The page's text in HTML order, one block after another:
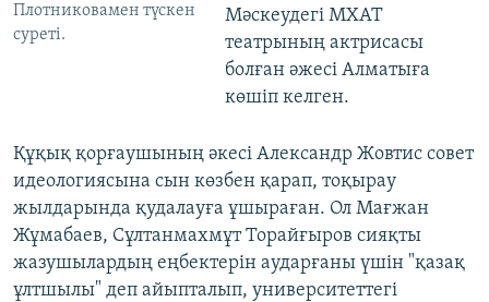
Плотниковамен түскен
суреті.
Мәскеудегі МХАТ
театрының актрисасы
болған әжесі Алматыға
көшіп келген.
Құқық қорғаушының әкесі Александр Жовтис совет
идеологиясына сын көзбен қарап, тоқырау
жылдарында қудалауға ұшыраған. Ол Мағжан
Жұмабаев, Сұлтанмахмұт Торайғыров сияқты
жазушылардың еңбектерін аударғаны үшін "қазақ
ұлтшылы" деп айыпталып, университеттегі